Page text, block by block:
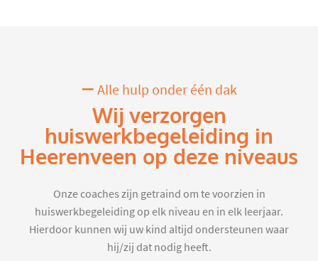
Alle hulp onder één dak
Wij verzorgen
huiswerkbegeleiding in
Heerenveen op deze niveaus
Onze coaches zijn getraind om te voorzien in
huiswerkbegeleiding op elk niveau en in elk leerjaar.
Hierdoor kunnen wij uw kind altijd ondersteunen waar
hij/zij dat nodig heeft.